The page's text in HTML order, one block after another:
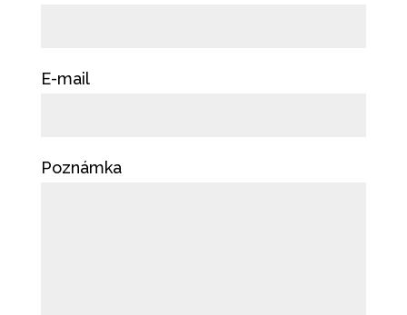
E-mail
Poznámka